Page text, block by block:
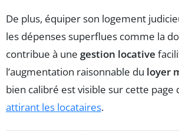
De plus, équiper son logement
les dépenses superflues comme la
contribue à une gestion locative
l’augmentation raisonnable du loyer
bien calibré est visible sur cette page
attirant les locataires.